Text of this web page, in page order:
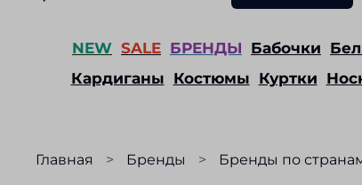
NEW SALE БРЕНДЫ Бабочки
Кардиганы Костюмы Куртки
Главная Бренды Бренды по